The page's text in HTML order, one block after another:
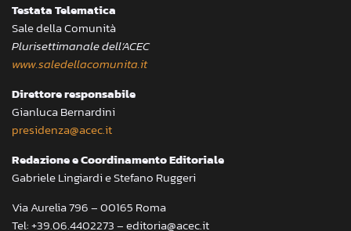
Testata Telematica
Sale della Comunità
Plurisettimanale dell’ACEC
www.saledellacomunita.it
Direttore responsabile
Gianluca Bernardini
presidenza@acec.it
Redazione e Coordinamento Editoriale
Gabriele Lingiardi e Stefano Ruggeri
Via Aurelia 796 – 00165 Roma
Tel: +39.06.4402273 – editoria@acec.it